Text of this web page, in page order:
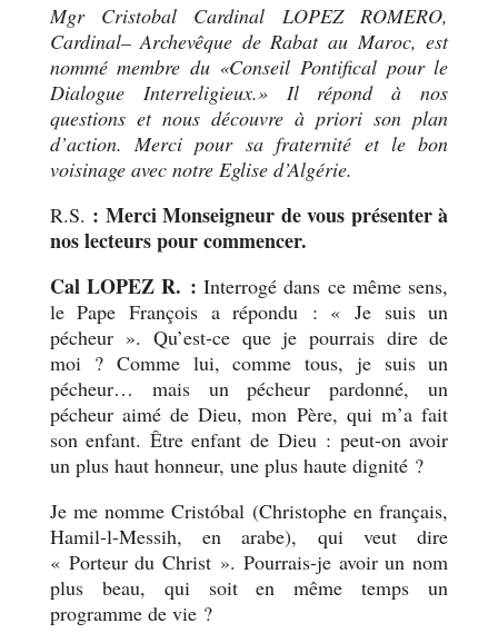
Mgr Cristobal Cardinal LOPEZ ROMERO,
Cardinal– Archevêque de Rabat au Maroc, est
nommé membre du «Conseil Pontifical pour le
Dialogue Interreligieux.» Il répond à nos
questions et nous découvre à priori son plan
d’action. Merci pour sa fraternité et le bon
voisinage avec notre Eglise d’Algérie.
R.S. : Merci Monseigneur de vous présenter à
nos lecteurs pour commencer.
Cal LOPEZ R. : Interrogé dans ce même sens,
le Pape François a répondu : « Je suis un
pécheur ». Qu’est-ce que je pourrais dire de
moi ? Comme lui, comme tous, je suis un
pécheur… mais un pécheur pardonné, un
pécheur aimé de Dieu, mon Père, qui m’a fait
son enfant. Être enfant de Dieu : peut-on avoir
un plus haut honneur, une plus haute dignité ?
Je me nomme Cristóbal (Christophe en français,
Hamil-l-Messih, en arabe), qui veut dire
« Porteur du Christ ». Pourrais-je avoir un nom
plus beau, qui soit en même temps un
programme de vie ?